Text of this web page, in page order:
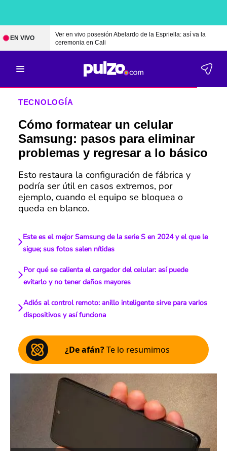
EN VIVO
Ver en vivo posesión Abelardo de la Espriella: así va la
ceremonia en Cali
TECNOLOGÍA
Cómo formatear un celular
Samsung: pasos para eliminar
problemas y regresar a lo básico
Esto restaura la configuración de fábrica y
podría ser útil en casos extremos, por
ejemplo, cuando el equipo se bloquea o
queda en blanco.
Este es el mejor Samsung de la serie S en 2024 y el que le
sigue; sus fotos salen nítidas
Por qué se calienta el cargador del celular: así puede
evitarlo y no tener daños mayores
Adiós al control remoto: anillo inteligente sirve para varios
dispositivos y así funciona
¿De afán?Te lo resumimos